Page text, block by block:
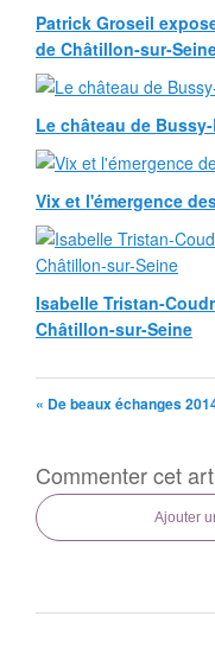
Patrick Groseil
de Châtillon-sur-
Le château de
Vix et l'émergence
Isabelle Tristan-
Châtillon-sur-Seine
« De beaux échanges
Commenter cet
Ajouter